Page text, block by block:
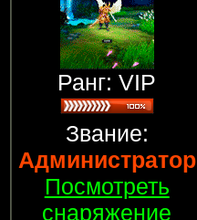
Ранг: VIP
Звание:
Администратор
Посмотреть
снаряжение